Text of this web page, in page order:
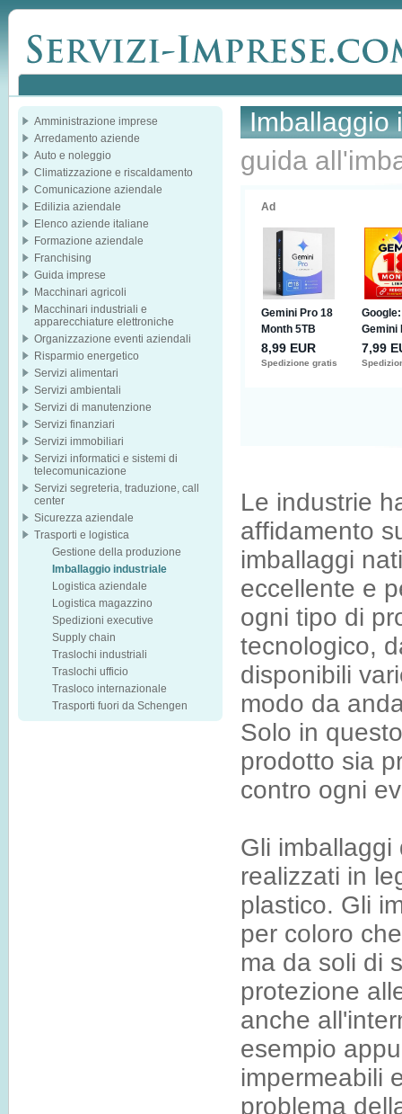
Imballaggio
guida
Le industrie
affidamento
imballaggi
eccellente e
ogni tipo di
tecnologico,
disponibili
modo da
Solo in
prodotto sia
contro ogni
Gli
realizzati in
plastico. Gli
per coloro
ma da soli di
protezione
anche
esempio
impermeabili
problema
Amministrazione imprese
Arredamento aziende
Auto e noleggio
Climatizzazione e riscaldamento
Comunicazione aziendale
Edilizia aziendale
Elenco aziende italiane
Formazione aziendale
Franchising
Guida imprese
Macchinari agricoli
Macchinari industriali e
apparecchiature elettroniche
Organizzazione eventi aziendali
Risparmio energetico
Servizi alimentari
Servizi ambientali
Servizi di manutenzione
Servizi finanziari
Servizi immobiliari
Servizi informatici e sistemi di
telecomunicazione
Servizi segreteria, traduzione, call
center
Sicurezza aziendale
Trasporti e logistica
Gestione della produzione
Imballaggio industriale
Logistica aziendale
Logistica magazzino
Spedizioni executive
Supply chain
Traslochi industriali
Traslochi ufficio
Trasloco internazionale
Trasporti fuori da Schengen